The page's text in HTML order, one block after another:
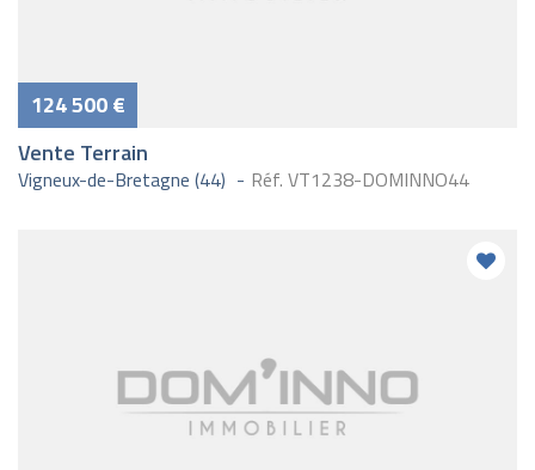
124 500 €
Vente Terrain
Vigneux-de-Bretagne (44) Réf. VT1238-DOMINNO44